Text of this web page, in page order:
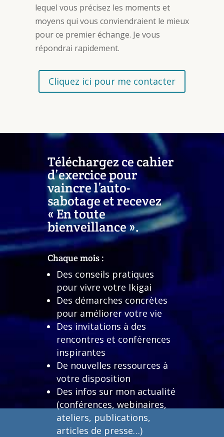
lequel vous précisez les moments et
moyens qui vous conviendraient le mieux
pour ce premier échange. Je vous
répondrai rapidement.
Cliquez ici pour me contacter
Téléchargez ce cahier
d’exercice pour
vaincre l’auto-
sabotage et recevez
« En toute
bienveillance ».
Chaque mois :
Des conseils pratiques
pour vivre votre Ikigai
Des démarches concrètes
pour améliorer votre vie
Des invitations à des
rencontres et conférences
inspirantes
De nouvelles ressources à
votre disposition
Des infos sur mon actualité
(conférences, webinaires,
ateliers, publications,
articles de presse…)